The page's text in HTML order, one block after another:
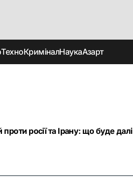
ТехноКриміналНаукаАзарт
росії та Ірану: що буде далі